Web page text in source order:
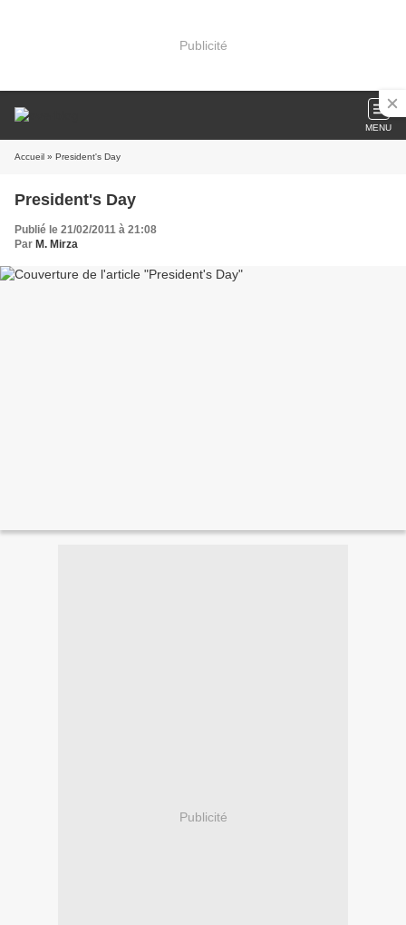
Publicité
MENU
Accueil » President's Day
President's Day
Publié le 21/02/2011 à 21:08
Par M. Mirza
Publicité